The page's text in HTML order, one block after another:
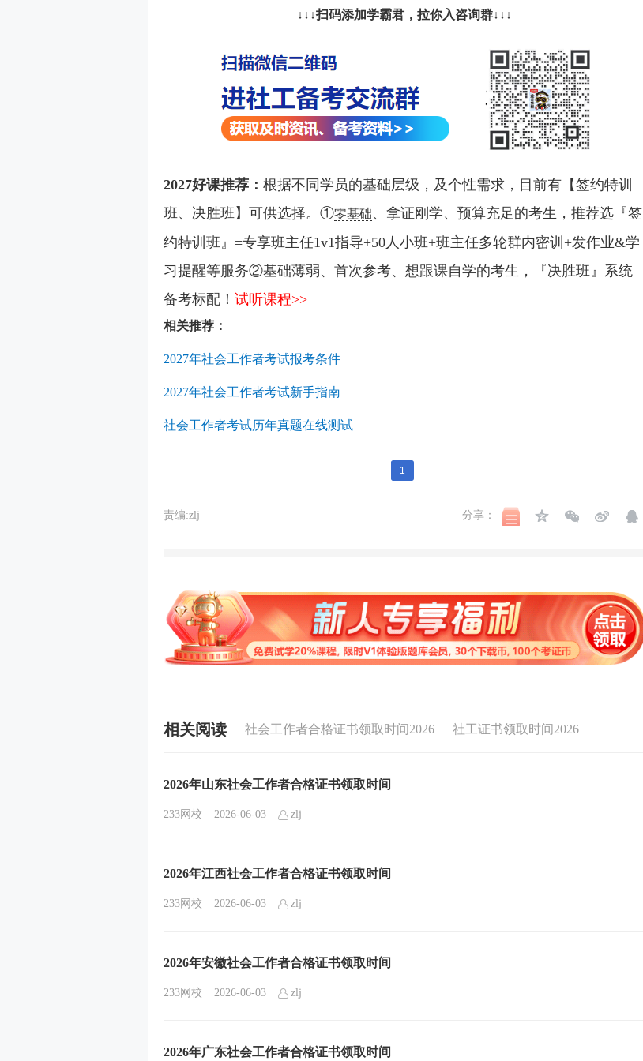
↓↓↓扫码添加学霸君，拉你入咨询群↓↓↓
2027好课推荐： 根据不同学员的基础层级，及个性需求，目前有【签约特训
班、决胜班】可供选择。①零基础、拿证刚学、预算充足的考生，推荐选『签
约特训班』=专享班主任1v1指导+50人小班+班主任多轮群内密训+发作业&学
习提醒等服务②基础薄弱、首次参考、想跟课自学的考生，『决胜班』系统
备考标配！ 试听课程>>
相关推荐：
2027年社会工作者考试报考条件
2027年社会工作者考试新手指南
社会工作者考试历年真题在线测试
1
责编:zlj 分享：
相关阅读 社会工作者合格证书领取时间2026 社工证书领取时间2026
2026年山东社会工作者合格证书领取时间
233网校 2026-06-03 zlj
2026年江西社会工作者合格证书领取时间
233网校 2026-06-03 zlj
2026年安徽社会工作者合格证书领取时间
233网校 2026-06-03 zlj
2026年广东社会工作者合格证书领取时间